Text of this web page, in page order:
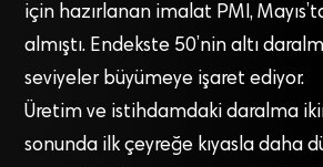
için hazırlanan imalat PMI,
almıştı. Endekste 50’nin altı
seviyeler büyümeye işaret ediyor.
Üretim ve istihdamdaki daralma
sonunda ilk çeyreğe kıyasla daha